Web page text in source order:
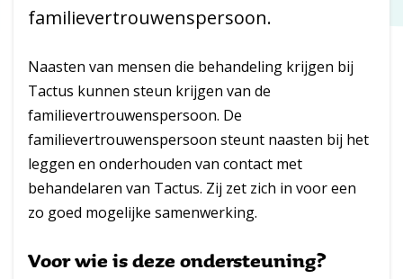
familievertrouwenspersoon.
Naasten van mensen die behandeling krijgen bij
Tactus kunnen steun krijgen van de
familievertrouwenspersoon. De
familievertrouwenspersoon steunt naasten bij het
leggen en onderhouden van contact met
behandelaren van Tactus. Zij zet zich in voor een
zo goed mogelijke samenwerking.
Voor wie is deze ondersteuning?